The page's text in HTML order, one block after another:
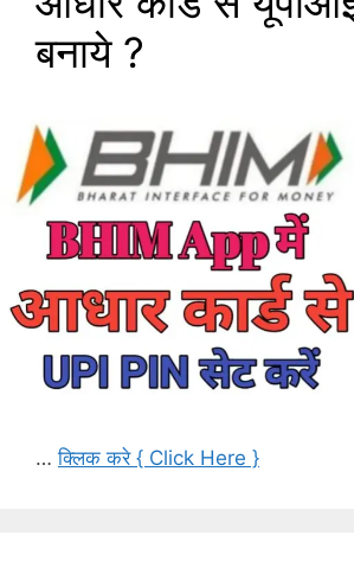
बनाये ?
…क्लिक करे { Click Here }